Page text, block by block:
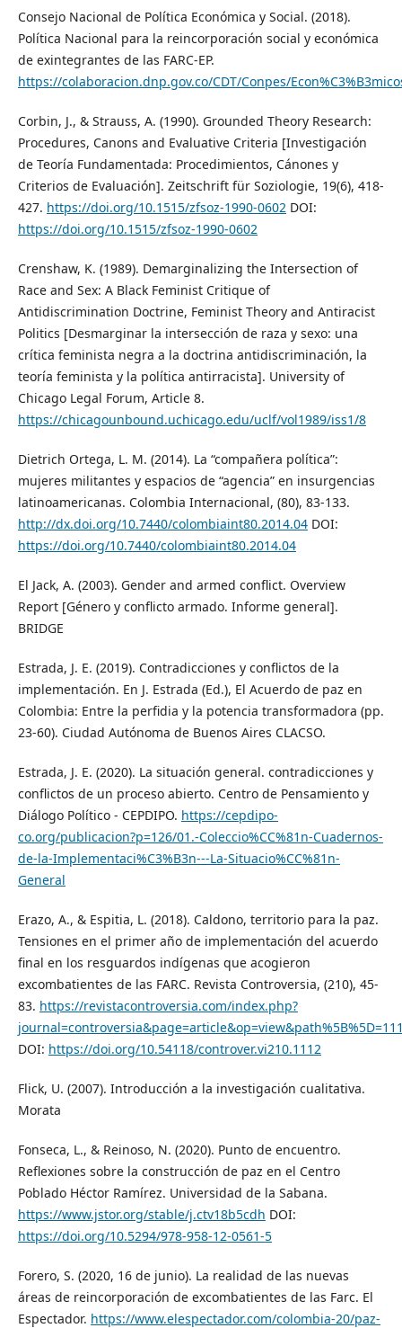
Consejo Nacional de Política Económica y Social. (2018).
Política Nacional para la reincorporación social y económica
de exintegrantes de las FARC-EP.
https://colaboracion.dnp.gov.co/CDT/Conpes/
Corbin, J., & Strauss, A. (1990). Grounded Theory Research:
Procedures, Canons and Evaluative Criteria [Investigación
de Teoría Fundamentada: Procedimientos, Cánones y
Criterios de Evaluación]. Zeitschrift für Soziologie, 19(6), 418-
427. https://doi.org/10.1515/zfsoz-1990-0602 DOI:
https://doi.org/10.1515/zfsoz-1990-0602
Crenshaw, K. (1989). Demarginalizing the Intersection of
Race and Sex: A Black Feminist Critique of
Antidiscrimination Doctrine, Feminist Theory and Antiracist
Politics [Desmarginar la intersección de raza y sexo: una
crítica feminista negra a la doctrina antidiscriminación, la
teoría feminista y la política antirracista]. University of
Chicago Legal Forum, Article 8.
https://chicagounbound.uchicago.edu/uclf/vol1989/iss1/8
Dietrich Ortega, L. M. (2014). La “compañera política”:
mujeres militantes y espacios de “agencia” en insurgencias
latinoamericanas. Colombia Internacional, (80), 83-133.
http://dx.doi.org/10.7440/colombiaint80.2014.04DOI:
https://doi.org/10.7440/colombiaint80.2014.04
El Jack, A. (2003). Gender and armed conflict. Overview
Report [Género y conflicto armado. Informe general].
BRIDGE
Estrada, J. E. (2019). Contradicciones y conflictos de la
implementación. En J. Estrada (Ed.), El Acuerdo de paz en
Colombia: Entre la perfidia y la potencia transformadora (pp.
23-60). Ciudad Autónoma de Buenos Aires CLACSO.
Estrada, J. E. (2020). La situación general. contradicciones y
conflictos de un proceso abierto. Centro de Pensamiento y
Diálogo Político - CEPDIPO. https://cepdipo-
co.org/publicacion?p=126/01.-Coleccio%CC%81n-Cuadernos-
de-la-Implementaci%C3%B3n---La-Situacio%CC%81n-
General
Erazo, A., & Espitia, L. (2018). Caldono, territorio para la paz.
Tensiones en el primer año de implementación del acuerdo
final en los resguardos indígenas que acogieron
excombatientes de las FARC. Revista Controversia, (210), 45-
83. https://revistacontroversia.com/index.php?
DOI: https://doi.org/10.54118/controver.vi210.1112
Flick, U. (2007). Introducción a la investigación cualitativa.
Morata
Fonseca, L., & Reinoso, N. (2020). Punto de encuentro.
Reflexiones sobre la construcción de paz en el Centro
Poblado Héctor Ramírez. Universidad de la Sabana.
https://www.jstor.org/stable/j.ctv18b5cdh DOI:
https://doi.org/10.5294/978-958-12-0561-5
Forero, S. (2020, 16 de junio). La realidad de las nuevas
áreas de reincorporación de excombatientes de las Farc. El
Espectador. https://www.elespectador.com/colombia-20/paz-